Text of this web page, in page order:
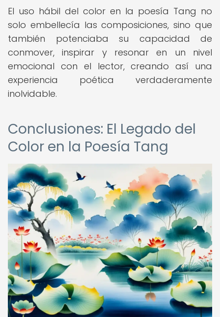
El uso hábil del color en la poesía Tang no
solo embellecía las composiciones, sino que
también potenciaba su capacidad de
conmover, inspirar y resonar en un nivel
emocional con el lector, creando así una
experiencia poética verdaderamente
inolvidable.
Conclusiones: El Legado del
Color en la Poesía Tang